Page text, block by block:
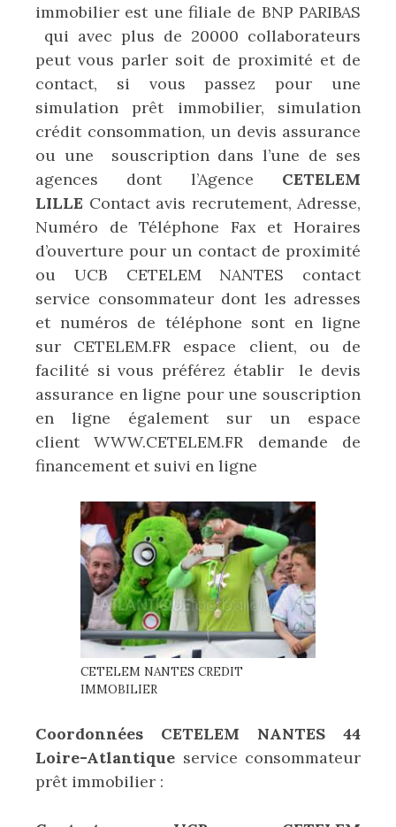
immobilier est une filiale de BNP PARIBAS
qui avec plus de 20000 collaborateurs
peut vous parler soit de proximité et de
contact, si vous passez pour une
simulation prêt immobilier, simulation
crédit consommation, un devis assurance
ou une souscription dans l’une de ses
agences dont l’Agence CETELEM
LILLE Contact avis recrutement, Adresse,
Numéro de Téléphone Fax et Horaires
d’ouverture pour un contact de proximité
ou UCB CETELEM NANTES contact
service consommateur dont les adresses
et numéros de téléphone sont en ligne
sur CETELEM.FR espace client, ou de
facilité si vous préférez établir le devis
assurance en ligne pour une souscription
en ligne également sur un espace
client WWW.CETELEM.FR demande de
financement et suivi en ligne
CETELEM NANTES CREDIT
IMMOBILIER
Coordonnées CETELEM NANTES 44
Loire-Atlantique service consommateur
prêt immobilier :